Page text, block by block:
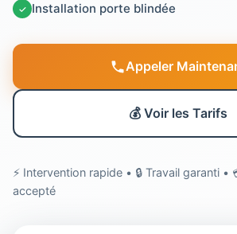
✓ Installation porte blindée
Appeler
💰 Voir les Tarifs
⚡ Intervention rapide • 🔒 Travail garanti •
accepté